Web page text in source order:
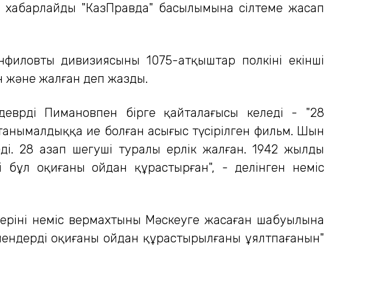
"КазПравда" басылымына сілтеме жасап
дивизиясының 1075-атқыштар полкінің екінші
және жалған деп жазды.
Пимановпен бірге қайталағысы келеді - "28
ие болған асығыс түсірілген фильм. Шын
28 азап шегуші туралы ерлік жалған. 1942 жылдың
бұл оқиғаны ойдан құрастырған", - делінген неміс
неміс вермахтының Мәскеуге жасаған шабуылына
оқиғаның ойдан құрастырылғаны ұялтпағанын"